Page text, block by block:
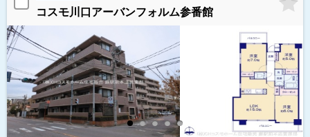
コスモ川口アーバンフォルム参番館